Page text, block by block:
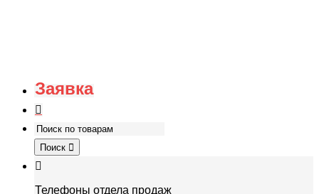
Заявка
Поиск
Телефоны отдела продаж